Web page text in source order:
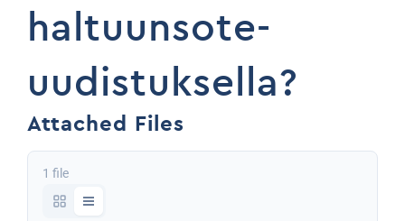
haltuunsote-
uudistuksella?
Attached Files
1 file